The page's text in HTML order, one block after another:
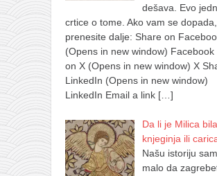
dešava. Evo
crtice o tome. Ako vam se dopada,
prenesite dalje: Share on
(Opens in new window) Facebook
on X (Opens in new window) X
LinkedIn (Opens in new window)
LinkedIn Email a link […]
Da li je Milica bila
knjeginja ili
Našu istoriju
malo da